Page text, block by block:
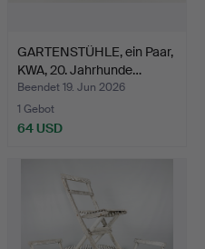
GARTENSTÜHLE, ein Paar,
KWA, 20. Jahrhunde…
Beendet 19. Jun 2026
1 Gebot
64 USD